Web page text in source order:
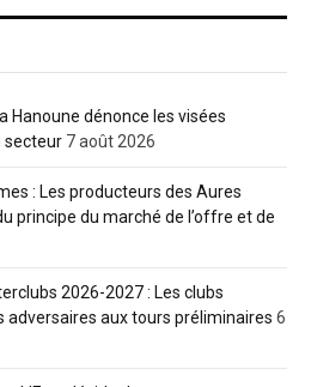
Hanoune dénonce les visées
secteur 7 août 2026
: Les producteurs des Aures
principe du marché de l’offre et de
2026-2027 : Les clubs
adversaires aux tours préliminaires 6